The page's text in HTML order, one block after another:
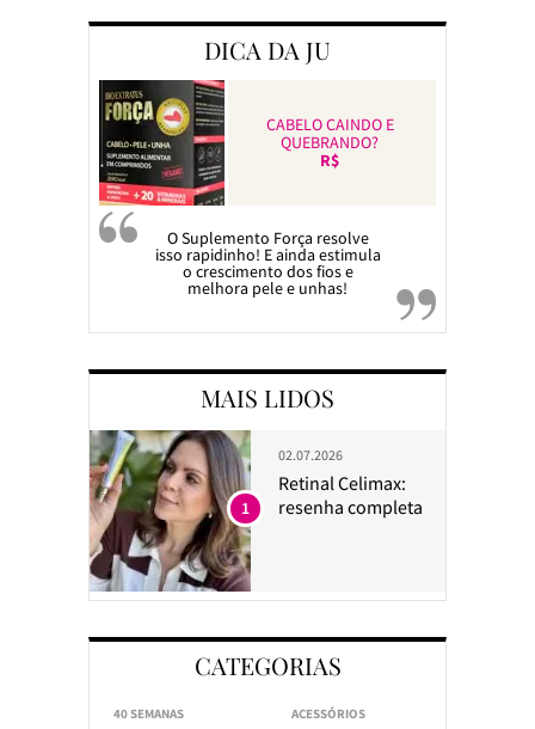
DICA DA JU
CABELO CAINDO E
QUEBRANDO?
R$
O Suplemento Força resolve
isso rapidinho! E ainda estimula
o crescimento dos fios e
melhora pele e unhas!
MAIS LIDOS
02.07.2026
Retinal Celimax:
resenha completa
1
CATEGORIAS
40 SEMANAS
ACESSÓRIOS